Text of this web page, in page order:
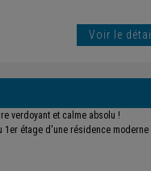
Voir le détail
verdoyant et calme absolu !
1er étage d'une résidence moderne